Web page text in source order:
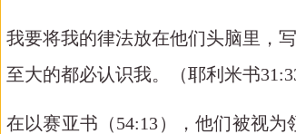
我要将我的律法放在他们头脑里，
至大的都必认识我。（耶利米书
在以赛亚书（54:13），他们被视